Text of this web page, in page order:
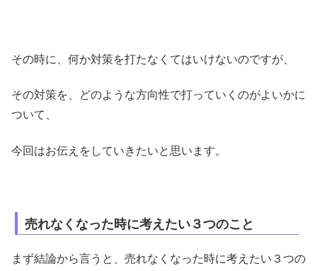
その時に、何か対策を打たなくてはいけないのですが、
その対策を、どのような方向性で打っていくのがよいかに
ついて、
今回はお伝えをしていきたいと思います。
売れなくなった時に考えたい３つのこと
まず結論から言うと、売れなくなった時に考えたい３つの